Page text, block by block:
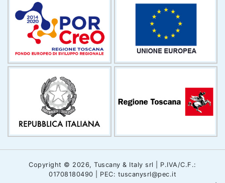
Copyright © 2026, Tuscany & Italy srl | P.IVA/C.F.:
01708180490 | PEC: tuscanysrl@pec.it